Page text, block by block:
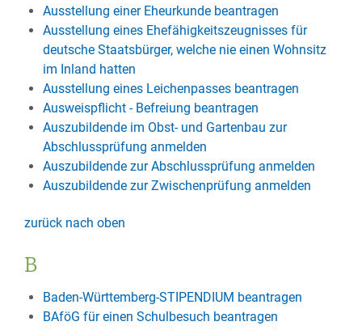
Ausstellung einer Eheurkunde beantragen
Ausstellung eines Ehefähigkeitszeugnisses für
deutsche Staatsbürger, welche nie einen Wohnsitz
im Inland hatten
Ausstellung eines Leichenpasses beantragen
Ausweispflicht - Befreiung beantragen
Auszubildende im Obst- und Gartenbau zur
Abschlussprüfung anmelden
Auszubildende zur Abschlussprüfung anmelden
Auszubildende zur Zwischenprüfung anmelden
zurück nach oben
B
Baden-Württemberg-STIPENDIUM beantragen
BAföG für einen Schulbesuch beantragen